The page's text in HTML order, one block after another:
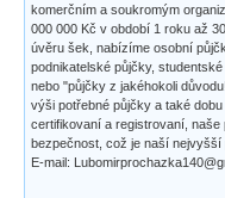
komerčním a soukromým
000 000 Kč v období 1 roku až
úvěru šek, nabízíme osobní
podnikatelské půjčky,
nebo "půjčky z jakéhokoli
výši potřebné půjčky a také
certifikovaní a registrovaní, naše
bezpečnost, což je naší nejvyšší
E-mail: